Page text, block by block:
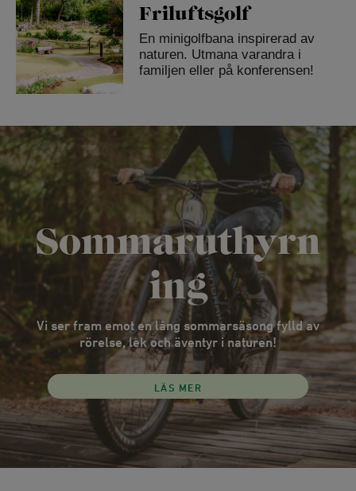
Friluftsgolf
En minigolfbana inspirerad av
naturen. Utmana varandra i
familjen eller på konferensen!
Sommaruthyrn
ing
Vi ser fram emot en lång sommarsäsong fylld av
rörelse, lek och äventyr i naturen!
LÄS MER